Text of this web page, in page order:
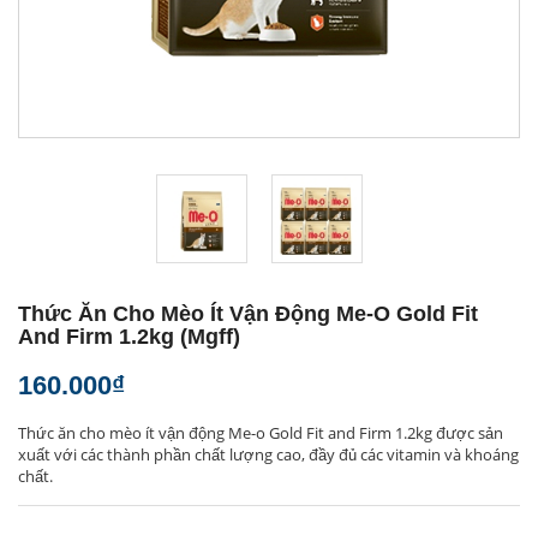
Thức Ăn Cho Mèo Ít Vận Động Me-O Gold Fit
And Firm 1.2kg (mgff)
160.000₫
Thức ăn cho mèo ít vận động Me-o Gold Fit and Firm 1.2kg được sản
xuất với các thành phần chất lượng cao, đầy đủ các vitamin và khoáng
chất.